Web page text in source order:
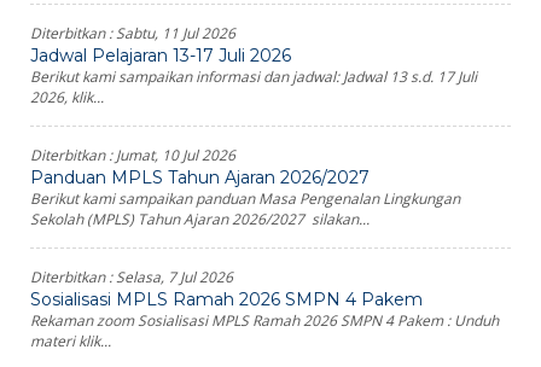
Diterbitkan :Sabtu, 11 Jul 2026
Jadwal Pelajaran 13-17 Juli 2026
Berikut kami sampaikan informasi dan jadwal: Jadwal 13 s.d. 17 Juli
2026, klik...
Diterbitkan :Jumat, 10 Jul 2026
Panduan MPLS Tahun Ajaran 2026/2027
Berikut kami sampaikan panduan Masa Pengenalan Lingkungan
Sekolah (MPLS) Tahun Ajaran 2026/2027 silakan...
Diterbitkan :Selasa, 7 Jul 2026
Sosialisasi MPLS Ramah 2026 SMPN 4 Pakem
Rekaman zoom Sosialisasi MPLS Ramah 2026 SMPN 4 Pakem : Unduh
materi klik...